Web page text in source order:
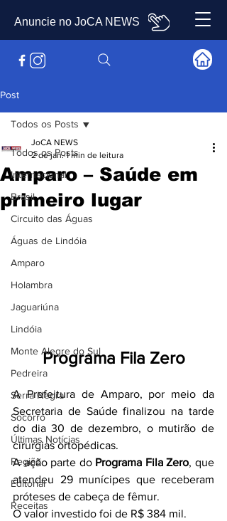
Anuncie no JoCA NEWS
Post
Todos os Posts
Internacional
Brasil
Circuito das Águas
Águas de Lindóia
Amparo
Holambra
Jaguariúna
Lindóia
Monte Alegre do Sul
Pedreira
Serra Negra
Socorro
Últimas Notícias
Região
Editorial
Receitas
Todos os Posts
Amparo – Saúde em
primeiro lugar
JoCA NEWS
2 de jan. 1 min de leitura
Programa Fila Zero
A Prefeitura de Amparo, por meio da
Secretaria de Saúde finalizou na tarde
do dia 30 de dezembro, o mutirão de
cirurgias ortopédicas.
A ação parte do Programa Fila Zero, que
atendeu 29 munícipes que receberam
próteses de cabeça de fêmur.
O valor investido foi de R$ 384 mil.